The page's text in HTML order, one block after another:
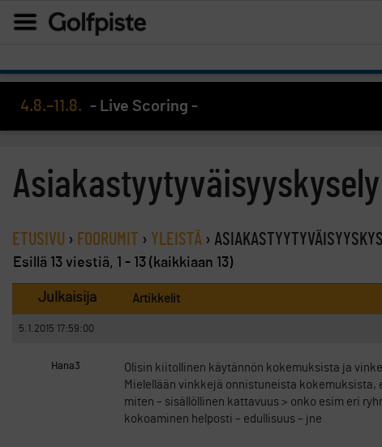
4.8.–11.8. - Live Scoring -
Asiakastyytyväisyyskysely
ETUSIVU › FOORUMIT › YLEISTÄ ›
Esillä 13 viestiä, 1 - 13 (kaikkiaan 13)
Julkaisija Artikkelit
5.1.2015 17:59:00
Hana3
Olisin kiitollinen käytännön kokemuksista ja
Mielellään vinkkejä onnistuneista
miten – sisällöllinen kattavuus > onko esim eri
kokoaminen helposti – edullisuus – jne